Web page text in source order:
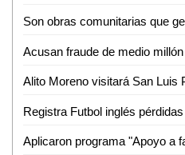
Aplicaron programa "Apoyo a